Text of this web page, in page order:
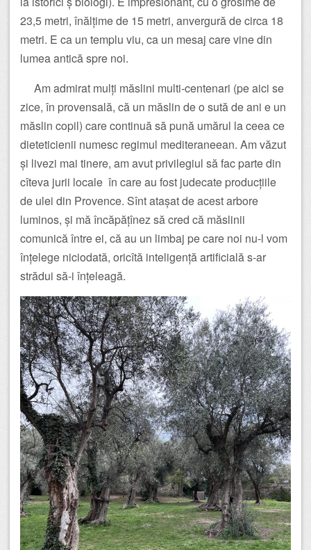
23,5 metri, înălțime de 15 metri, anvergură de circa 18
metri. E ca un templu viu, ca un mesaj care vine din
lumea antică spre noi.
Am admirat mulți măslini multi-centenari (pe aici se
zice, în provensală, că un măslin de o sută de ani e un
măslin copil) care continuă să pună umărul la ceea ce
dieteticienii numesc regimul mediteraneean. Am văzut
și livezi mai tinere, am avut privilegiul să fac parte din
cîteva jurii locale în care au fost judecate producțiile
de ulei din Provence. Sînt atașat de acest arbore
luminos, și mă încăpățînez să cred că măslinii
comunică între ei, că au un limbaj pe care noi nu-l vom
înțelege niciodată, oricîtă inteligență artificială s-ar
strădui să-i înțeleagă.